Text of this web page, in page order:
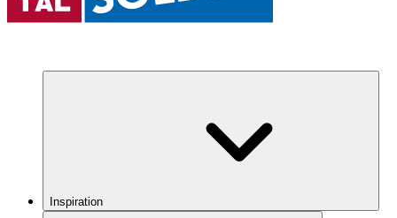
Inspiration